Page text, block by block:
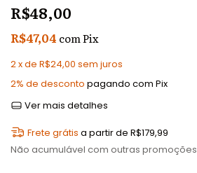
R$48,00
R$47,04 comPix
2x de R$24,00 sem juros
2% de desconto pagando com Pix
Ver mais detalhes
Frete grátis a partir de R$179,99
Não acumulável com outras promoções